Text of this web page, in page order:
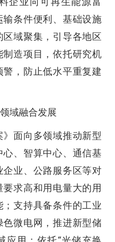
条件便利、基础设施
域聚集，引导各地区
造项目，依托研究机
，防止低水平重复建
域融合发展
面向多领域推动新型
、智算中心、通信基
业、公路服务区等对
求高和用电量大的用
支持具备条件的工业
微电网，推进新型储